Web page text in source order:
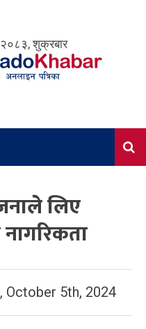
शुक्रबार
लिए
, October 5th, 2024